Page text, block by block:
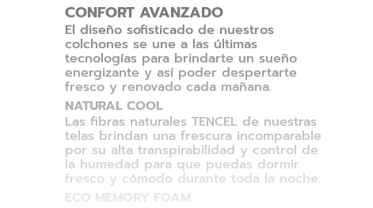
CONFORT AVANZADO
El diseño sofisticado de nuestros
colchones se une a las últimas
tecnologías para brindarte un sueño
energizante y así poder despertarte
fresco y renovado cada mañana.
NATURAL COOL
Las fibras naturales TENCEL de nuestras
telas brindan una frescura incomparable
por su alta transpirabilidad y control de
la humedad para que puedas dormir
fresco y cómodo durante toda la noche.
ECO MEMORY FOAM